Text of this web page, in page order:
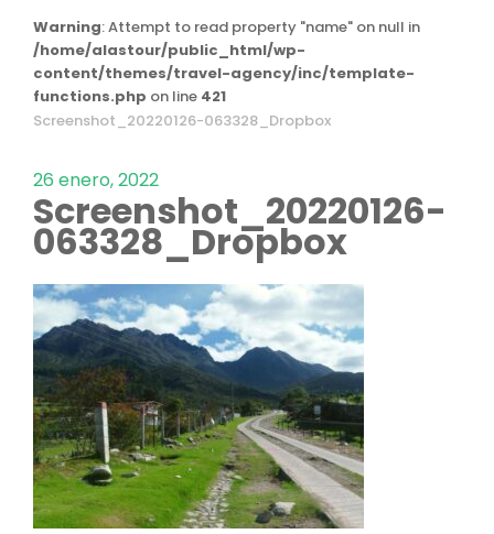
Warning: Attempt to read property "name" on null in
/home/alastour/public_html/wp-
content/themes/travel-agency/inc/template-
functions.php on line 421
Screenshot_20220126-063328_Dropbox
26 enero, 2022
Screenshot_20220126-
063328_Dropbox